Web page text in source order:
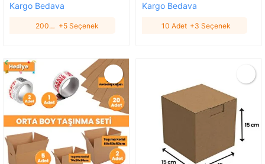
Kargo Bedava
200
+5 Seçenek
Kargo Bedava
10 Adet +3 Seçenek